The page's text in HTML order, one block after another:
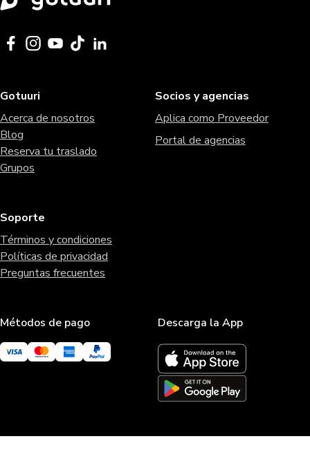
Gotuuri
Acerca de nosotros
Blog
Reserva tu traslado
Grupos
Socios y agencias
Aplica como Proveedor
Portal de agencias
Soporte
Términos y condiciones
Políticas de privacidad
Preguntas frecuentes
Métodos de pago Descarga la App